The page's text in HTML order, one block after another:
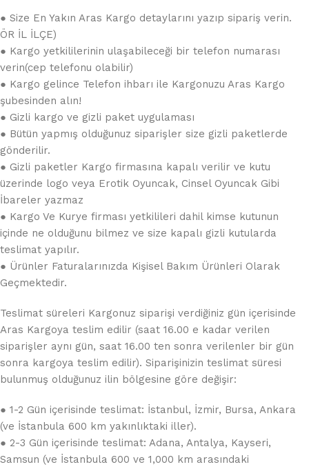
● Size En Yakın Aras Kargo detaylarını yazıp sipariş verin.
ÖR İL İLÇE)
● Kargo yetkililerinin ulaşabileceği bir telefon numarası
verin(cep telefonu olabilir)
● Kargo gelince Telefon ihbarı ile Kargonuzu Aras Kargo
şubesinden alın!
● Gizli kargo ve gizli paket uygulaması
● Bütün yapmış olduğunuz siparişler size gizli paketlerde
gönderilir.
● Gizli paketler Kargo firmasına kapalı verilir ve kutu
üzerinde logo veya Erotik Oyuncak, Cinsel Oyuncak Gibi
İbareler yazmaz
● Kargo Ve Kurye firması yetkilileri dahil kimse kutunun
içinde ne olduğunu bilmez ve size kapalı gizli kutularda
teslimat yapılır.
● Ürünler Faturalarınızda Kişisel Bakım Ürünleri Olarak
Geçmektedir.
Teslimat süreleri Kargonuz siparişi verdiğiniz gün içerisinde
Aras Kargoya teslim edilir (saat 16.00 e kadar verilen
siparişler aynı gün, saat 16.00 ten sonra verilenler bir gün
sonra kargoya teslim edilir). Siparişinizin teslimat süresi
bulunmuş olduğunuz ilin bölgesine göre değişir:
● 1-2 Gün içerisinde teslimat: İstanbul, İzmir, Bursa, Ankara
(ve İstanbula 600 km yakınlıktaki iller).
● 2-3 Gün içerisinde teslimat: Adana, Antalya, Kayseri,
Samsun (ve İstanbula 600 ve 1,000 km arasındaki